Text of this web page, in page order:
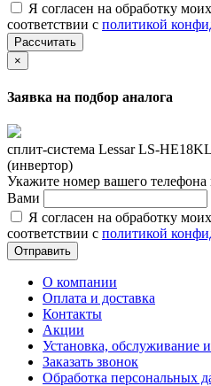
Я согласен на обработку
соответствии с политикой
Рассчитать
×
Заявка на подбор аналога
сплит-система Lessar LS-
(инвертор)
Укажите номер вашего телефона
Вами
Я согласен на обработку
соответствии с политикой
Отправить
О компании
Оплата и доставка
Контакты
Акции
Установка, обслуживание
Заказать звонок
Обработка персональных